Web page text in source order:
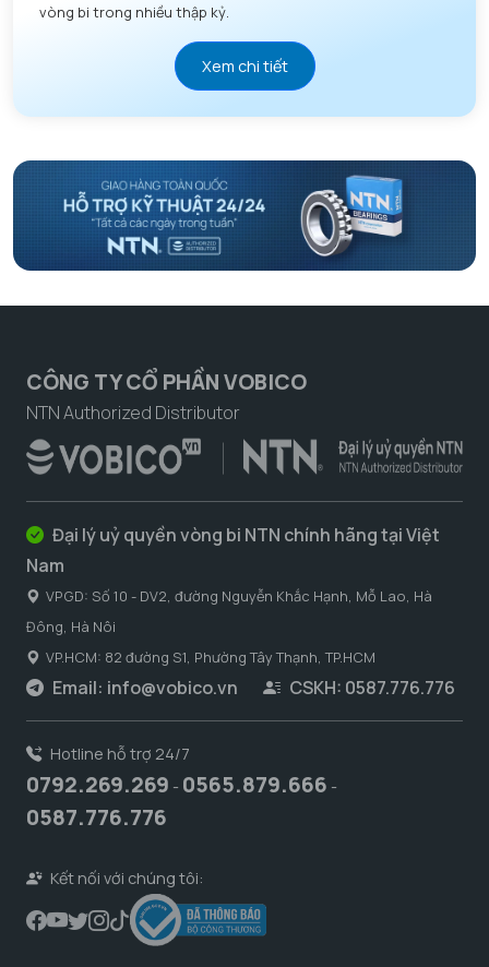
vòng bi trong nhiều thập kỷ.
Xem chi tiết
CÔNG TY CỔ PHẦN VOBICO
NTN Authorized Distributor
Đại lý uỷ quyền vòng bi NTN chính hãng tại Việt
Nam
VPGD: Số 10 - DV2, đường Nguyễn Khắc Hạnh, Mỗ Lao, Hà
Đông, Hà Nôi
VP.HCM: 82 đường S1, Phường Tây Thạnh, TP.HCM
Email: info@vobico.vn CSKH: 0587.776.776
Hotline hỗ trợ 24/7
0792.269.269 - 0565.879.666 -
0587.776.776
Kết nối với chúng tôi: